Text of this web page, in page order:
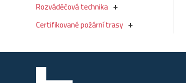
Rozváděčová technika
Certifikované požární trasy